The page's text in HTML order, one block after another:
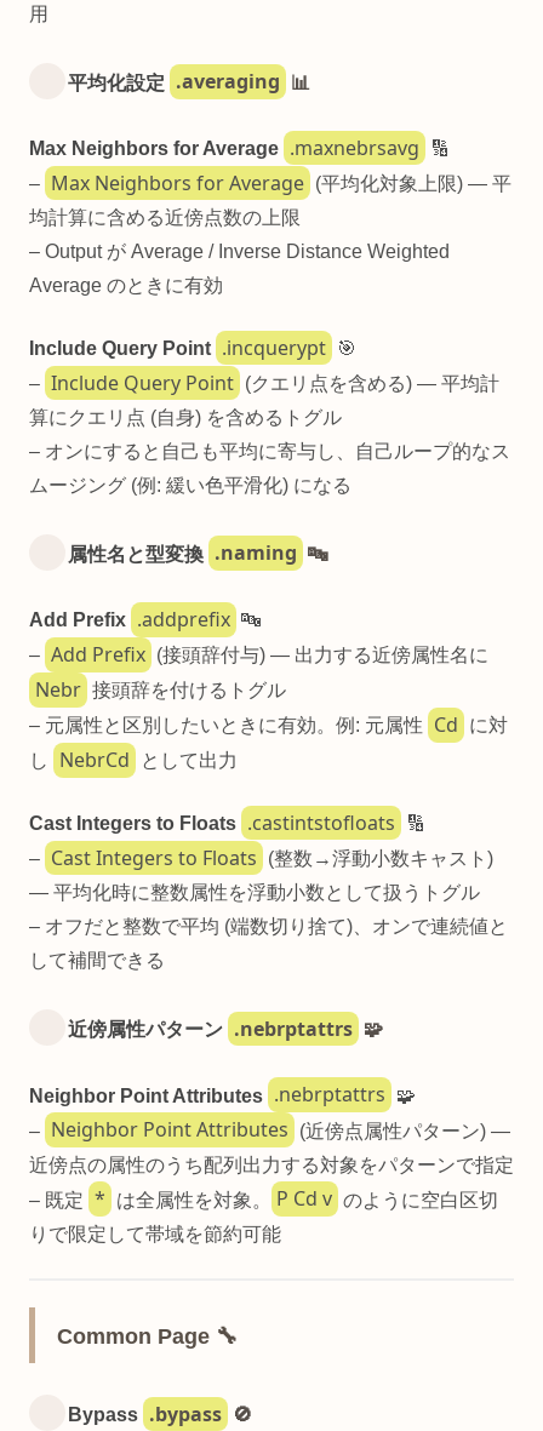
用
平均化設定 .averaging 📊
Max Neighbors for Average .maxnebrsavg
🔢
– Max Neighbors for Average
(平均化対象上限) — 平
均計算に含める近傍点数の上限
– Output が Average / Inverse Distance Weighted
Average のときに有効
Include Query Point .incquerypt
🎯
– Include Query Point
(クエリ点を含める) — 平均計
算にクエリ点 (自身) を含めるトグル
– オンにすると自己も平均に寄与し、自己ループ的なス
ムージング (例: 緩い色平滑化) になる
属性名と型変換 .naming 🔤
Add Prefix .addprefix 🔤
– Add Prefix (接頭辞付与) — 出力する近傍属性名に
Nebr 接頭辞を付けるトグル
– 元属性と区別したいときに有効。例: 元属性
Cd
に対
し
NebrCd として出力
Cast Integers to Floats .castintstofloats
🔢
– Cast Integers to Floats
(整数→浮動小数キャスト)
— 平均化時に整数属性を浮動小数として扱うトグル
– オフだと整数で平均 (端数切り捨て)、オンで連続値と
して補間できる
近傍属性パターン .nebrptattrs 🧩
Neighbor Point Attributes .nebrptattrs
🧩
– Neighbor Point Attributes
(近傍点属性パターン) —
近傍点の属性のうち配列出力する対象をパターンで指定
– 既定 * は全属性を対象。 P Cd v のように空白区切
りで限定して帯域を節約可能
Common Page 🔧
Bypass .bypass 🚫